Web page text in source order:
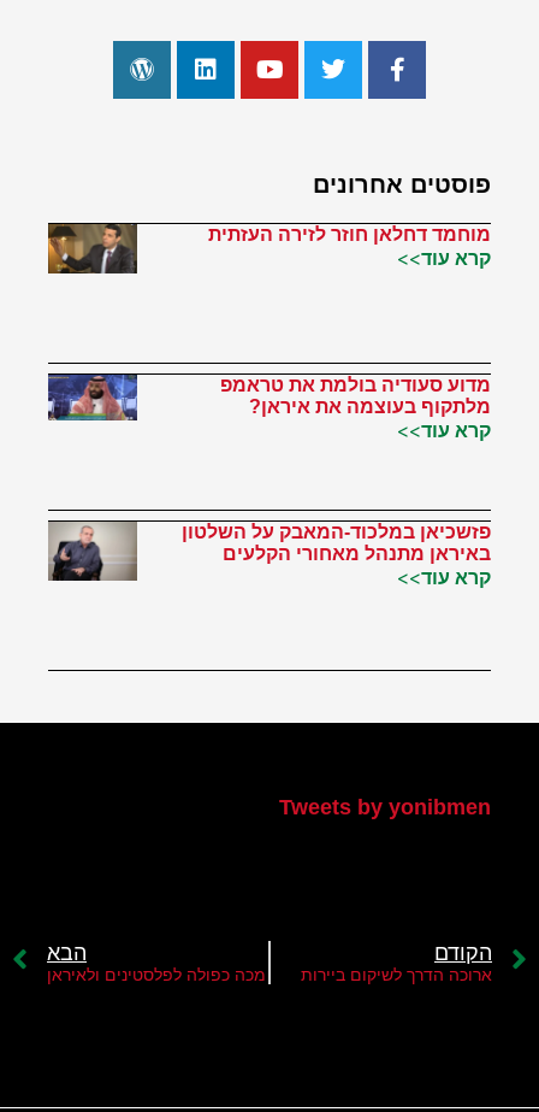
פוסטים אחרונים
מוחמד דחלאן חוזר לזירה העזתית
קרא עוד>>
מדוע סעודיה בולמת את טראמפ
מלתקוף בעוצמה את איראן?
קרא עוד>>
פזשכיאן במלכוד-המאבק על השלטון
באיראן מתנהל מאחורי הקלעים
קרא עוד>>
Tweets by yonibmen
הקודם
ארוכה הדרך לשיקום ביירות
הבא
מכה כפולה לפלסטינים ולאיראן